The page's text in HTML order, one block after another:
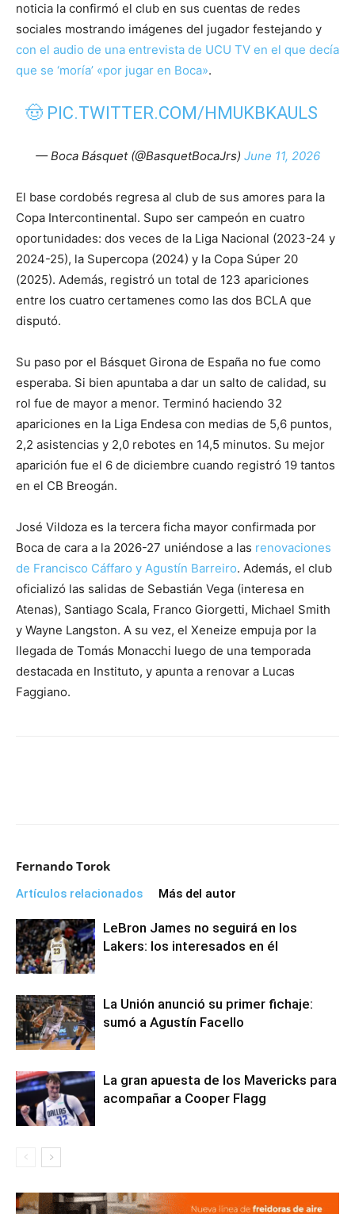
noticia la confirmó el club en sus cuentas de redes
sociales mostrando imágenes del jugador festejando y
con el audio de una entrevista de UCU TV en el que decía
que se ‘moría’ «por jugar en Boca».
🤠 PIC.TWITTER.COM/HMUKBKAULS
— Boca Básquet (@BasquetBocaJrs) June 11, 2026
El base cordobés regresa al club de sus amores para la
Copa Intercontinental. Supo ser campeón en cuatro
oportunidades: dos veces de la Liga Nacional (2023-24 y
2024-25), la Supercopa (2024) y la Copa Súper 20
(2025). Además, registró un total de 123 apariciones
entre los cuatro certamenes como las dos BCLA que
disputó.
Su paso por el Básquet Girona de España no fue como
esperaba. Si bien apuntaba a dar un salto de calidad, su
rol fue de mayor a menor. Terminó haciendo 32
apariciones en la Liga Endesa con medias de 5,6 puntos,
2,2 asistencias y 2,0 rebotes en 14,5 minutos. Su mejor
aparición fue el 6 de diciembre cuando registró 19 tantos
en el CB Breogán.
José Vildoza es la tercera ficha mayor confirmada por
Boca de cara a la 2026-27 uniéndose a las renovaciones
de Francisco Cáffaro y Agustín Barreiro. Además, el club
oficializó las salidas de Sebastián Vega (interesa en
Atenas), Santiago Scala, Franco Giorgetti, Michael Smith
y Wayne Langston. A su vez, el Xeneize empuja por la
llegada de Tomás Monacchi luego de una temporada
destacada en Instituto, y apunta a renovar a Lucas
Faggiano.
Fernando Torok
Artículos relacionados Más del autor
LeBron James no seguirá en los
Lakers: los interesados en él
La Unión anunció su primer fichaje:
sumó a Agustín Facello
La gran apuesta de los Mavericks para
acompañar a Cooper Flagg